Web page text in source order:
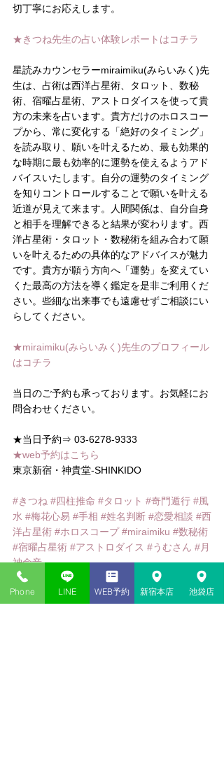
切丁寧にお応えします。
★きつね先生の占い体験レポートはコチラ
星読みカウンセラーmiraimiku(みらいみく)先
生は、占術は西洋占星術、タロット、数秘
術、宿曜占星術、アストロダイスを使って貴
方の未来を占います。貴方だけのホロスコー
プから、常に変化する「絶好のタイミング」
を読み取り、願いを叶えるため、最も効果的
な時期に最も効率的に運勢を使えるようアド
バイスいたします。自分の運勢のタイミング
を知りコントロールすることで願いを叶える
近道が見えて来ます。人間関係は、自分自身
と相手を理解できると結果が変わります。西
洋占星術・タロット・数秘術を組み合わて願
いを叶えるための具体的なアドバイスが魅力
です。貴方が願う方向へ「運勢」を変えてい
くた最高の方法を導く鑑定を是非ご利用くだ
さい。些細な出来事でも遠慮せずご相談にい
らしてください。
★miraimiku(みらいみく)先生のプロフィール
はコチラ
当日のご予約も承っております。お気軽にお
問合わせください。
★当日予約⇒ 03-6278-9333
★web予約はこちら
東京新宿・神貴堂-SHINKIDO
#きつね #四柱推命 #タロット #奇門遁行 #風
水 #梅花心易 #手相 #姓名判断 #恋愛相談 #西
洋占星術 #ホロスコープ #miraimiku #数秘術
#宿曜占星術 #アストロダイス #うむさん #月
神命音
Phone LINE WEB予約 新宿本店 池袋店